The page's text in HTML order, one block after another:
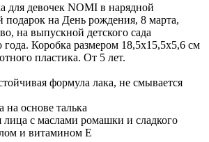
для девочек NOMI в нарядной
на День рождения, 8 марта,
на выпускной детского сада
года. Коробка размером 18,5х15,5х5,6 см
пластика. От 5 лет.
формула лака, не смывается
на основе талька
лица с маслами ромашки и сладкого
и витамином Е